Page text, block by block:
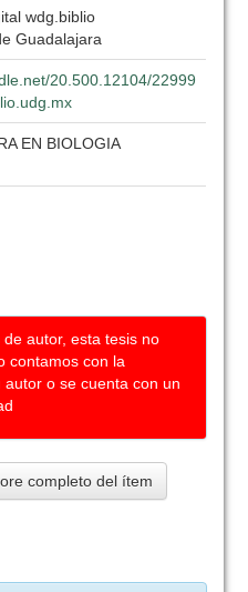
wdg.biblio
Guadalajara
20.500.12104/22999
EN BIOLOGIA
autor, esta tesis no
contamos con la
o se cuenta con un
completo del ítem